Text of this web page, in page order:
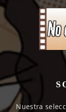
Nuestra